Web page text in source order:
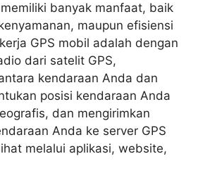
banyak manfaat, baik
maupun efisiensi
GPS mobil adalah dengan
dari satelit GPS,
kendaraan Anda dan
posisi kendaraan Anda
dan mengirimkan
Anda ke server GPS
melalui aplikasi, website,